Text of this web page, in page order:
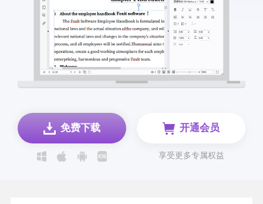
免费下载 开通会员
享受更多专属权益